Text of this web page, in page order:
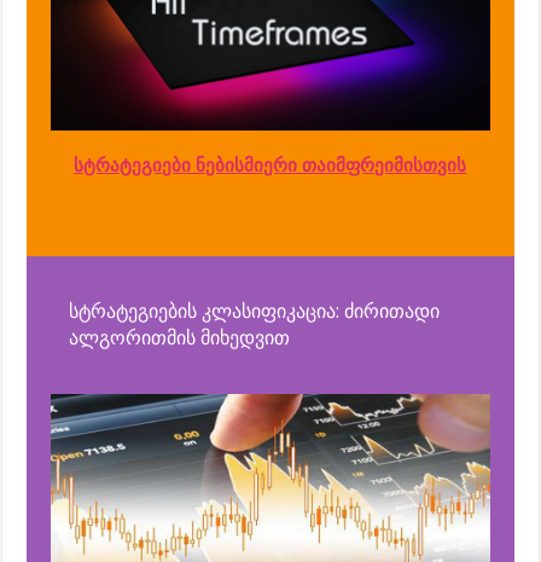
სტრატეგიები ნებისმიერი თაიმფრეიმისთვის
სტრატეგიების კლასიფიკაცია: ძირითადი
ალგორითმის მიხედვით